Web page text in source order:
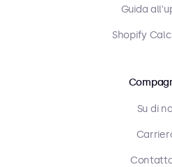
Guida
Shopify
Su di